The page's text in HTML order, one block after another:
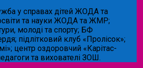
у справах дітей ЖОДА та
та науки ЖОДА та ЖМР;
молоді та спорту; БФ
підлітковий клуб «Пролісок»;
центр оздоровчий «Карітас-
та вихователі ЗОШ.